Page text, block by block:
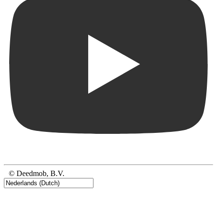
© Deedmob, B.V.